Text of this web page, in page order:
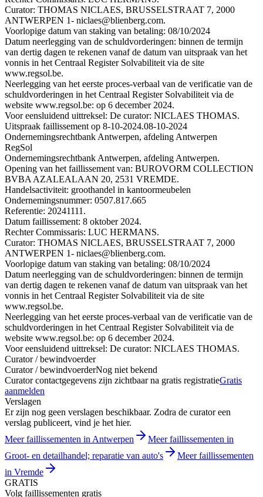
Curator: THOMAS NICLAES, BRUSSELSTRAAT 7, 2000
ANTWERPEN 1- niclaes@blienberg.com.
Voorlopige datum van staking van betaling: 08/10/2024
Datum neerlegging van de schuldvorderingen: binnen de termijn
van dertig dagen te rekenen vanaf de datum van uitspraak van het
vonnis in het Centraal Register Solvabiliteit via de site
www.regsol.be.
Neerlegging van het eerste proces-verbaal van de verificatie van de
schuldvorderingen in het Centraal Register Solvabiliteit via de
website www.regsol.be: op 6 december 2024.
Voor eensluidend uittreksel: De curator: NICLAES THOMAS.
Uitspraak faillissement op 8-10-2024.08-10-2024
Ondernemingsrechtbank Antwerpen, afdeling Antwerpen
RegSol
Ondernemingsrechtbank Antwerpen, afdeling Antwerpen.
Opening van het faillissement van: BUROVORM COLLECTION
BVBA AZALEALAAN 20, 2531 VREMDE.
Handelsactiviteit: groothandel in kantoormeubelen
Ondernemingsnummer: 0507.817.665
Referentie: 20241111.
Datum faillissement: 8 oktober 2024.
Rechter Commissaris: LUC HERMANS.
Curator: THOMAS NICLAES, BRUSSELSTRAAT 7, 2000
ANTWERPEN 1- niclaes@blienberg.com.
Voorlopige datum van staking van betaling: 08/10/2024
Datum neerlegging van de schuldvorderingen: binnen de termijn
van dertig dagen te rekenen vanaf de datum van uitspraak van het
vonnis in het Centraal Register Solvabiliteit via de site
www.regsol.be.
Neerlegging van het eerste proces-verbaal van de verificatie van de
schuldvorderingen in het Centraal Register Solvabiliteit via de
website www.regsol.be: op 6 december 2024.
Voor eensluidend uittreksel: De curator: NICLAES THOMAS.
Curator / bewindvoerder
Curator / bewindvoerderNog niet bekend
Curator contactgegevens zijn zichtbaar na gratis registratieGratis
aanmelden
Verslagen
Er zijn nog geen verslagen beschikbaar. Zodra de curator een
verslag publiceert, vind je het hier.
Meer faillissementen in Antwerpen
Meer faillissementen in
Groot- en detailhandel; reparatie van auto's
Meer faillissementen
in Vremde
GRATIS
Volg faillissementen gratis